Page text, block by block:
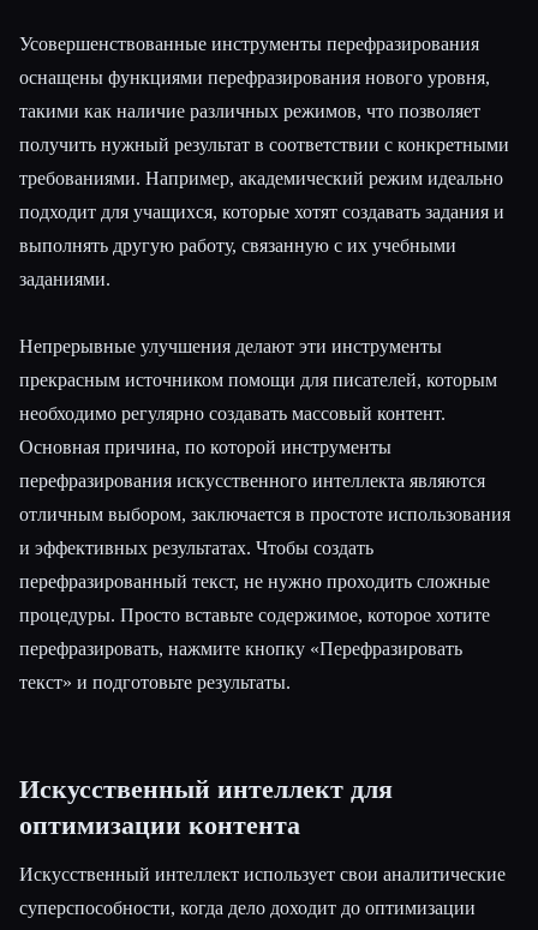
Усовершенствованные инструменты перефразирования
оснащены функциями перефразирования нового уровня,
такими как наличие различных режимов, что позволяет
получить нужный результат в соответствии с конкретными
требованиями. Например, академический режим идеально
подходит для учащихся, которые хотят создавать задания и
выполнять другую работу, связанную с их учебными
заданиями.
Непрерывные улучшения делают эти инструменты
прекрасным источником помощи для писателей, которым
необходимо регулярно создавать массовый контент.
Основная причина, по которой инструменты
перефразирования искусственного интеллекта являются
отличным выбором, заключается в простоте использования
и эффективных результатах. Чтобы создать
перефразированный текст, не нужно проходить сложные
процедуры. Просто вставьте содержимое, которое хотите
перефразировать, нажмите кнопку «Перефразировать
текст» и подготовьте результаты.
Искусственный интеллект для
оптимизации контента
Искусственный интеллект использует свои аналитические
суперспособности, когда дело доходит до оптимизации